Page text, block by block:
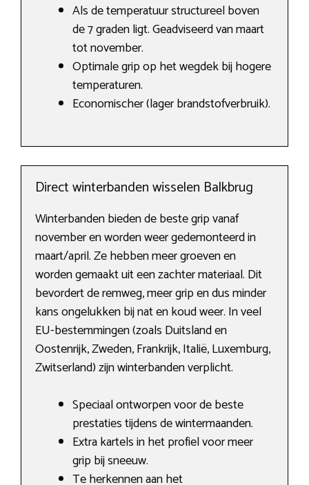
Als de temperatuur structureel boven
de 7 graden ligt. Geadviseerd van maart
tot november.
Optimale grip op het wegdek bij hogere
temperaturen.
Economischer (lager brandstofverbruik).
Direct winterbanden wisselen Balkbrug
Winterbanden bieden de beste grip vanaf
november en worden weer gedemonteerd in
maart/april. Ze hebben meer groeven en
worden gemaakt uit een zachter materiaal. Dit
bevordert de remweg, meer grip en dus minder
kans ongelukken bij nat en koud weer. In veel
EU-bestemmingen (zoals Duitsland en
Oostenrijk, Zweden, Frankrijk, Italië, Luxemburg,
Zwitserland) zijn winterbanden verplicht.
Speciaal ontworpen voor de beste
prestaties tijdens de wintermaanden.
Extra kartels in het profiel voor meer
grip bij sneeuw.
Te herkennen aan het